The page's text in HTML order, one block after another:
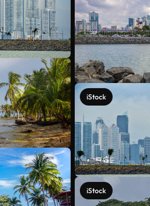
iStock
iStock